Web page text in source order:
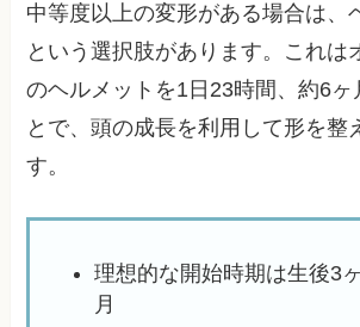
中等度以上の変形がある場合は、
という選択肢があります。これは
のヘルメットを1日23時間、約6ヶ
とで、頭の成長を利用して形を整
す。
理想的な開始時期は生後3
月